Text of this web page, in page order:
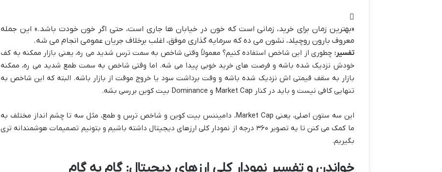
«بهترین زمان برای خرید، زمانی است که خون در خیابان ها جاری است، حتی اگر خون خودت باشد.» این جمله
معروف بارون روچیلد، نشون می ده که سرمایه گذاری موفق، اغلب برخلاف جریان عمومی انجام می شه.
تفسیر: چطوری از این شاخص استفاده کنیم؟ معمولاً وقتی شاخص به سمت ترس شدید می ره، یعنی بازار ممکنه به کف
خودش نزدیک شده باشه و فرصت های خرید خوبی پیدا می شه. اما وقتی شاخص به سمت طمع شدید می ره، ممکنه
بازار به سقف قیمتی اش نزدیک شده باشه و وقت برداشت سود یا خروج موقت از بازار باشه. البته که این شاخص به
تنهایی کافی نیست و باید در کنار Market Cap و Dominance بیت کوین بررسی بشه.
این سه ستون اصلی، یعنی Market Cap، دامیننس بیت کوین و شاخص ترس و طمع، مثل سه تا چشم انداز مختلف به
ما کمک می کنن تا یه تصویر ۳۶۰ درجه از نمودار کلی ارزهای دیجیتال داشته باشیم و بتونیم تصمیمات هوشمندانه تری
بگیریم.
خواندن و تفسیر نمودار کلی ارزهای دیجیتال: گام به گام